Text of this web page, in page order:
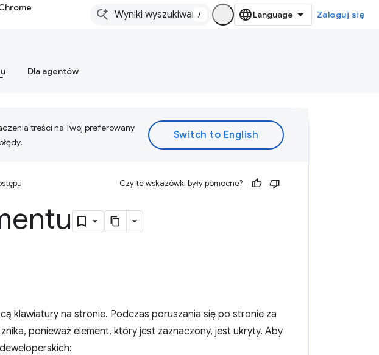
/ Zaloguj się
Dla agentów
treści na Twój preferowany
Czy te wskazówki były pomocne?
klawiatury na stronie. Podczas poruszania się po stronie za
ponieważ element, który jest zaznaczony, jest ukryty. Aby